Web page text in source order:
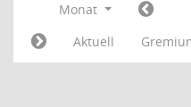
Monat
Aktuell